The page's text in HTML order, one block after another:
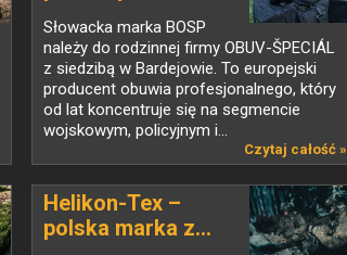
Słowacka marka BOSP
należy do rodzinnej firmy OBUV-ŠPECIÁL
z siedzibą w Bardejowie. To europejski
producent obuwia profesjonalnego, który
od lat koncentruje się na segmencie
wojskowym, policyjnym i...
Czytaj całość »
Helikon-Tex –
polska marka z...